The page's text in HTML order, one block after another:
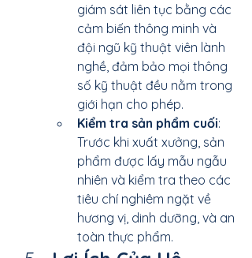
giám sát liên tục bằng các
cảm biến thông minh và
đội ngũ kỹ thuật viên lành
nghề, đảm bảo mọi thông
số kỹ thuật đều nằm trong
giới hạn cho phép.
Kiểm tra sản phẩm cuối:
Trước khi xuất xưởng, sản
phẩm được lấy mẫu ngẫu
nhiên và kiểm tra theo các
tiêu chí nghiêm ngặt về
hương vị, dinh dưỡng, và an
toàn thực phẩm.